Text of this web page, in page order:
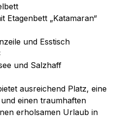
Etagenbett „Katamaran“
und Esstisch
und Salzhaff
ausreichend Platz, eine
einen traumhaften
erholsamen Urlaub in